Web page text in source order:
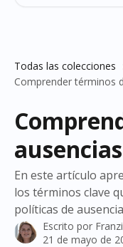
Todas las colecciones
Comprender términos
ausencias
En este artículo
los términos clave
políticas de
Escrito por
21 de mayo de